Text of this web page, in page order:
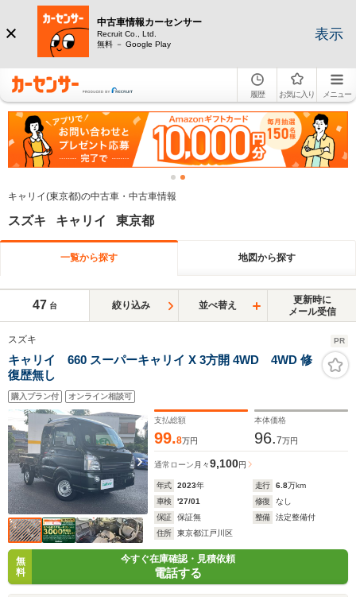
中古車情報カーセンサー
Recruit Co., Ltd.
無料 － Google Play
表示
履歴 お気に入り メニュー
キャリイ(東京都)の中古車・中古車情報
スズキ キャリイ 東京都
一覧から探す 地図から探す
47 台 絞り込み 並べ替え
更新時に
メール受信
スズキ PR
キャリイ 660 スーパーキャリイ X 3方開 4WD 4WD 修
復歴無し
購入プラン付 オンライン相談可
支払総額
99.8万円
本体価格
96.7万円
通常ローン 月々9,100円
年式 2023年 走行 6.8万km
車検
'27/01 修復
なし
保証
保証無 整備
法定整備付
住所
東京都江戸川区
無
料
今すぐ在庫確認・見積依頼
電話する